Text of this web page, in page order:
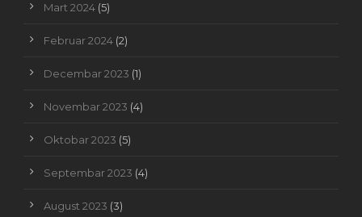
Mart 2024 (5)
Februar 2024 (2)
Decembar 2023 (1)
Novembar 2023 (4)
Oktobar 2023 (5)
Septembar 2023 (4)
August 2023 (3)